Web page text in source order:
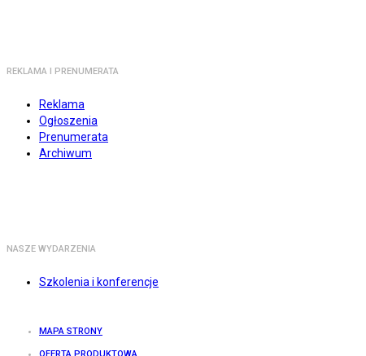
REKLAMA I PRENUMERATA
Reklama
Ogłoszenia
Prenumerata
Archiwum
NASZE WYDARZENIA
Szkolenia i konferencje
MAPA STRONY